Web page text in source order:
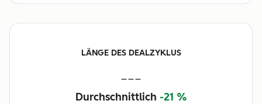
LÄNGE DES DEALZYKLUS
---
Durchschnittlich -21 %